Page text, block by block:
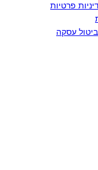
פרטיות
עסקה